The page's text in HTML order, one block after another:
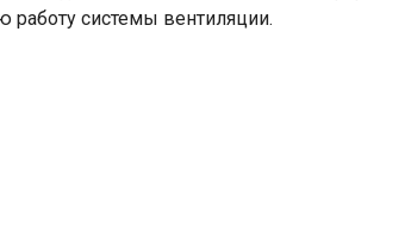
системы вентиляции.